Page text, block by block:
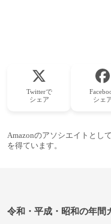
Twitterで
シェア
シェ
Amazonのアソシエイトとし
を得ています。
令和・平成・昭和の年間